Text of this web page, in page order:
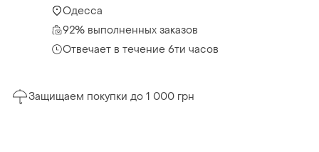
Одесса
92% выполненных заказов
Отвечает в течение 6ти часов
Защищаем покупки до 1 000 грн